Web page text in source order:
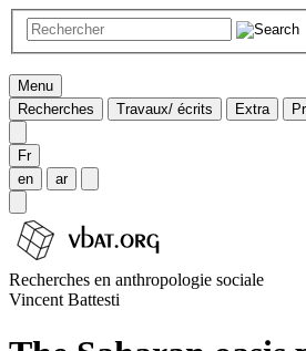
Menu
Recherches
Travaux/ écrits Extra
Fr
en
ar
Recherches en anthropologie sociale
Vincent Battesti